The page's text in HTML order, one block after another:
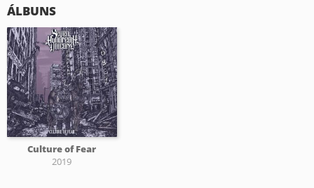
ÁLBUNS
Culture of Fear
2019